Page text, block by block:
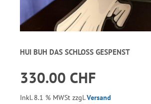
HUI BUH DAS SCHLOSS GESPENST
330.00 CHF
Inkl. 8.1 % MWSt zzgl.Versand